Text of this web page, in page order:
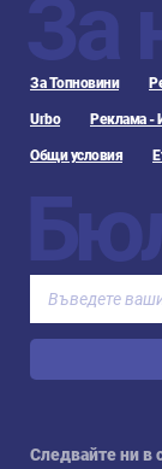
За
За Топновини
Urbo Реклама -
Общи условия
Следвайте ни в